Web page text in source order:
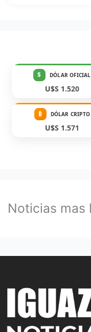
$ DÓLAR OFICIAL
U$S 1.520
₿ DÓLAR CRIPTO
U$S 1.571
Noticias mas